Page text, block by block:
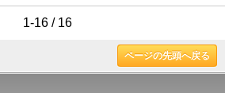
1-16 / 16
ページの先頭へ戻る